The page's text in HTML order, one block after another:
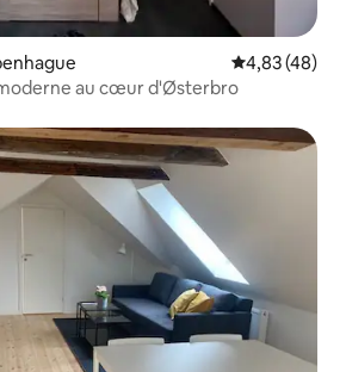
Évaluation
4,83 (48)
au cœur d'Østerbro